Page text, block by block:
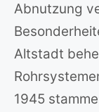
Abnutzung
Altstadt
1945